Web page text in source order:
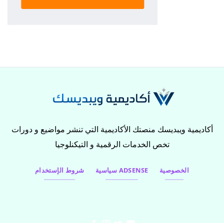
أكاديمية ويبديسك منصتك الأكاديمية التي تنشر مواضيع و دورات
تخص الخدمات الرقمية و التيكنلوجيا
شروط الإستخدام سياسية ADSENSE الخصوصية